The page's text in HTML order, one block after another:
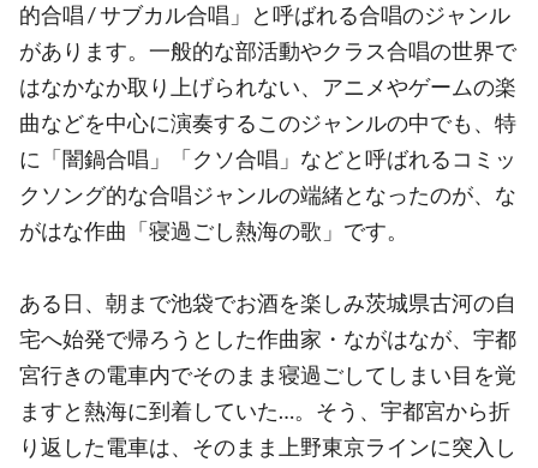
的合唱 / サブカル合唱」と呼ばれる合唱のジャンル
があります。一般的な部活動やクラス合唱の世界で
はなかなか取り上げられない、アニメやゲームの楽
曲などを中心に演奏するこのジャンルの中でも、特
に「闇鍋合唱」「クソ合唱」などと呼ばれるコミッ
クソング的な合唱ジャンルの端緒となったのが、な
がはな作曲「寝過ごし熱海の歌」です。
ある日、朝まで池袋でお酒を楽しみ茨城県古河の自
宅へ始発で帰ろうとした作曲家・ながはなが、宇都
宮行きの電車内でそのまま寝過ごしてしまい目を覚
ますと熱海に到着していた…。そう、宇都宮から折
り返した電車は、そのまま上野東京ラインに突入し